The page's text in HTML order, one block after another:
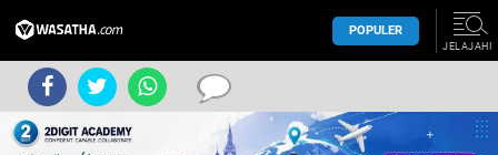
POPULER
JELAJAHI